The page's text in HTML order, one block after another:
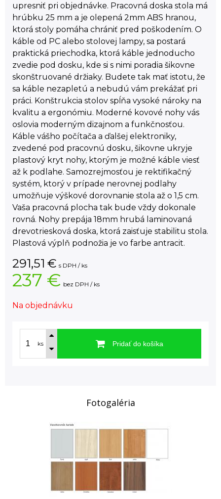
upresniť pri objednávke. Pracovná doska stola má
hrúbku 25 mm a je olepená 2mm ABS hranou,
ktorá stoly pomáha chrániť pred poškodením. O
káble od PC alebo stolovej lampy, sa postará
praktická priechodka, ktorá káble jednoducho
zvedie pod dosku, kde si s nimi poradia šikovne
skonštruované držiaky. Budete tak mať istotu, že
sa káble nezapletú a nebudú vám prekážať pri
práci. Konštrukcia stolov spĺňa vysoké nároky na
kvalitu a ergonómiu. Moderné kovové nohy vás
oslovia moderným dizajnom a funkčnosťou.
Káble vášho počítača a ďalšej elektroniky,
zvedené pod pracovnú dosku, šikovne ukryje
plastový kryt nohy, ktorým je možné káble viesť
až k podlahe. Samozrejmosťou je rektifikačný
systém, ktorý v prípade nerovnej podlahy
umožňuje výškové dorovnanie stola až o 1,5 cm.
Vaša pracovná plocha tak bude vždy dokonale
rovná. Nohy prepája 18mm hrubá laminovaná
drevotriesková doska, ktorá zaisťuje stabilitu stola.
Plastová výplň podnožia je vo farbe antracit.
291,51 € s DPH / ks
237 € bez DPH / ks
Na objednávku
ks Pridať do košíka
Fotogaléria